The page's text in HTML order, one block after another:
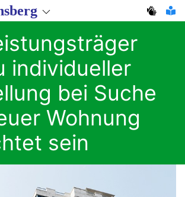
individueller
bei Suche
Wohnung
sein